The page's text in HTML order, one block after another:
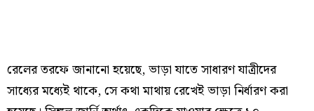
রেলের তরফে জানানো হয়েছে, ভাড়া যাতে সাধারণ যাত্রীদের
সাধ্যের মধ্যেই থাকে, সে কথা মাথায় রেখেই ভাড়া নির্ধারণ করা